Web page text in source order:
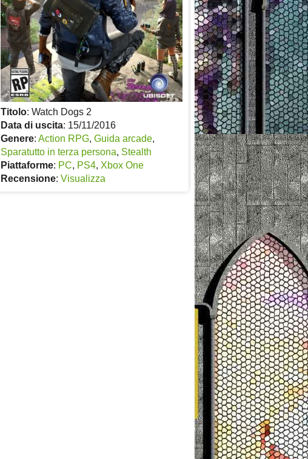
Titolo: Watch Dogs 2
Data di uscita: 15/11/2016
Genere: Action RPG, Guida arcade,
Sparatutto in terza persona, Stealth
Piattaforme: PC, PS4, Xbox One
Recensione: Visualizza